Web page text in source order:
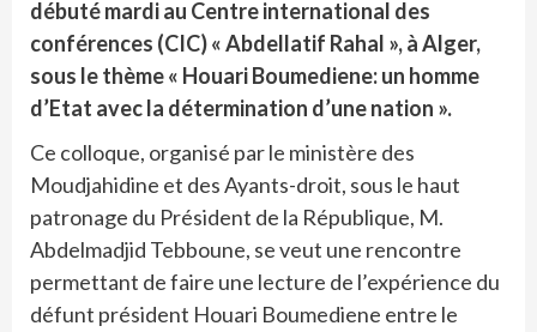
débuté mardi au Centre international des
conférences (CIC) « Abdellatif Rahal », à Alger,
sous le thème « Houari Boumediene: un homme
d’Etat avec la détermination d’une nation ».
Ce colloque, organisé par le ministère des
Moudjahidine et des Ayants-droit, sous le haut
patronage du Président de la République, M.
Abdelmadjid Tebboune, se veut une rencontre
permettant de faire une lecture de l’expérience du
défunt président Houari Boumediene entre le